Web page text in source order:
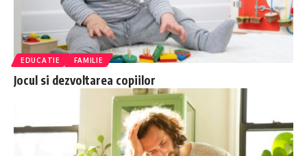
EDUCATIE FAMILIE
Jocul si dezvoltarea copiilor